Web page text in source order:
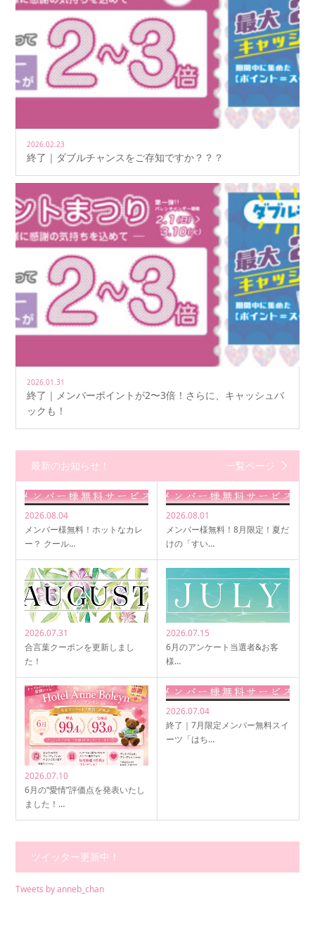
2026.02.23
終了｜ダブルチャンスをご存知ですか？？？
2026.01.31
終了｜メンバーポイントが2〜3倍！さらに、キャッシュバ
ックも！
最新のお知らせ！ 一覧ページ
2026.08.04
メンバー様無料！ホットなカレ
ー？ クール…
2026.08.01
メンバー様無料！8月限定！夏だ
けの「すい…
2026.07.31
合言葉クーポンを更新しまし
た！
2026.07.15
6月のアンケート当選者&お客
様…
2026.07.10
6月の“愛情”評価点を発表いたし
ました！…
2026.07.04
終了｜7月限定メンバー無料スイ
ーツ「はち…
ツイッター更新中！
Tweets by anneb_chan